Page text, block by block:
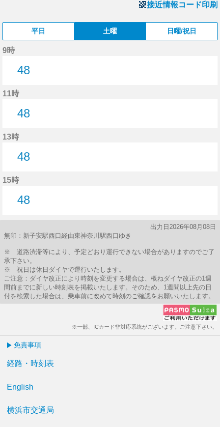
接近情報コード印刷
平日 土曜 日曜/祝日
9時
48
11時
48
13時
48
15時
48
出力日2026年08月08日
無印：新子安駅西口経由東神奈川駅西口ゆき
※ 道路渋滞等により、予定どおり運行できない場合がありますのでご了
承下さい。
※ 祝日は休日ダイヤで運行いたします。
ご注意：ダイヤ改正により時刻を変更する場合は、概ねダイヤ改正の1週
間前までに新しい時刻表を掲載いたします。そのため、1週間以上先の日
付を検索した場合は、乗車前に改めて時刻のご確認をお願いいたします。
※一部、ICカード非対応系統がございます。ご注意下さい。
免責事項
経路・時刻表
English
横浜市交通局